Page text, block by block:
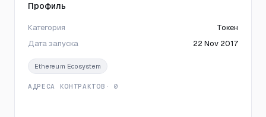
Профиль
Категория
Токен
Дата запуска
22 Nov 2017
Ethereum Ecosystem
АДРЕСА КОНТРАКТОВ · 0